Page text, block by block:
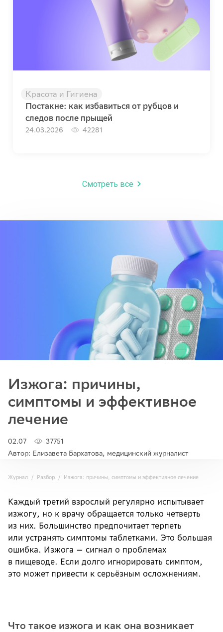
Красота и Гигиена
Постакне: как избавиться от рубцов и
следов после прыщей
24.03.2026 42281
Смотреть все
Изжога: причины,
симптомы и эффективное
лечение
02.07
37751
Автор: Елизавета Бархатова, медицинский журналист
Журнал Разбор Изжога: причины, симптомы и эффективное лечение
Каждый третий взрослый регулярно испытывает
изжогу, но к врачу обращается только четверть
из них. Большинство предпочитает терпеть
или устранять симптомы таблетками. Это большая
ошибка. Изжога — сигнал о проблемах
в пищеводе. Если долго игнорировать симптом,
это может привести к серьёзным осложнениям.
Что такое изжога и как она возникает